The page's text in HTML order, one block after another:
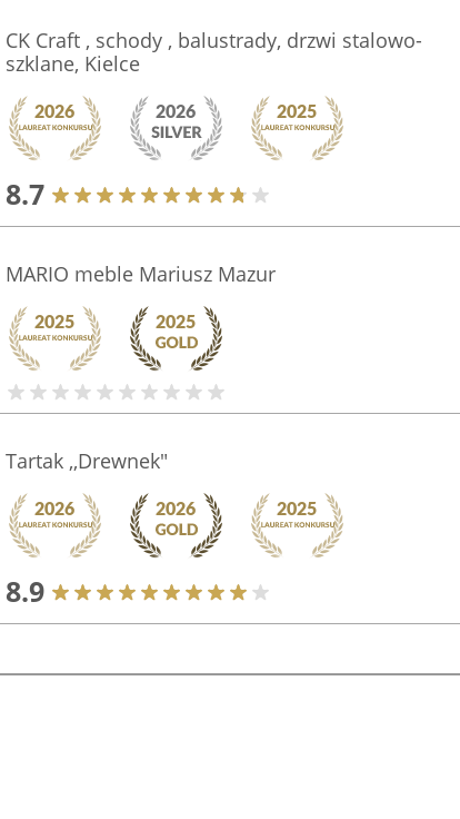
CK Craft , schody , balustrady, drzwi stalowo-
szklane, Kielce
8.7
MARIO meble Mariusz Mazur
Tartak ,,Drewnek"
8.9